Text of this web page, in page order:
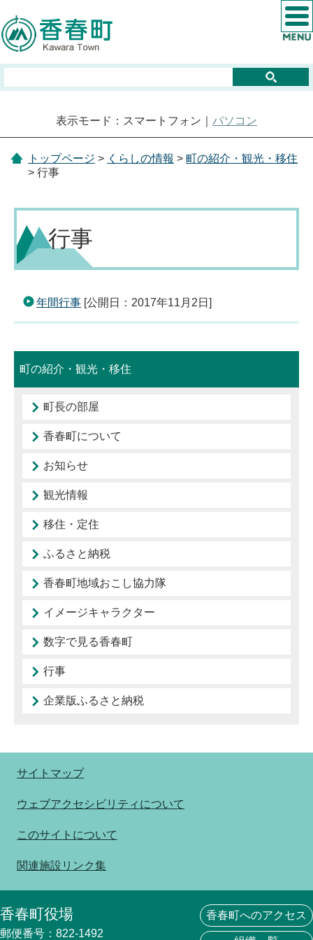
表示モード：スマートフォン｜ パソコン
トップページ > くらしの情報 > 町の紹介・観光・移住
> 行事
行事
年間行事 [公開日：2017年11月2日]
町の紹介・観光・移住
町長の部屋
香春町について
お知らせ
観光情報
移住・定住
ふるさと納税
香春町地域おこし協力隊
イメージキャラクター
数字で見る香春町
行事
企業版ふるさと納税
サイトマップ
ウェブアクセシビリティについて
このサイトについて
関連施設リンク集
香春町役場
郵便番号：822-1492
香春町へのアクセス